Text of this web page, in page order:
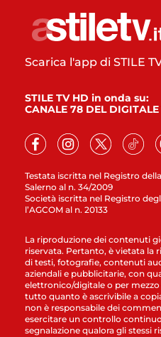
Testata iscritta nel Registro
Salerno al n. 34/2009
Società iscritta nel Registro
l’AGCOM al n. 20133
Scarica l'app di STILE
STILE TV HD in onda su:
CANALE 78 DEL DIGITALE
La riproduzione dei contenuti
riservata. Pertanto, è vietata la
di testi, fotografie, contenuti
aziendali e pubblicitarie, con
elettronico/digitale o per
tutto quanto è ascrivibile a
non è responsabile dei
esercitare un controllo
segnalazione qualora gli stessi